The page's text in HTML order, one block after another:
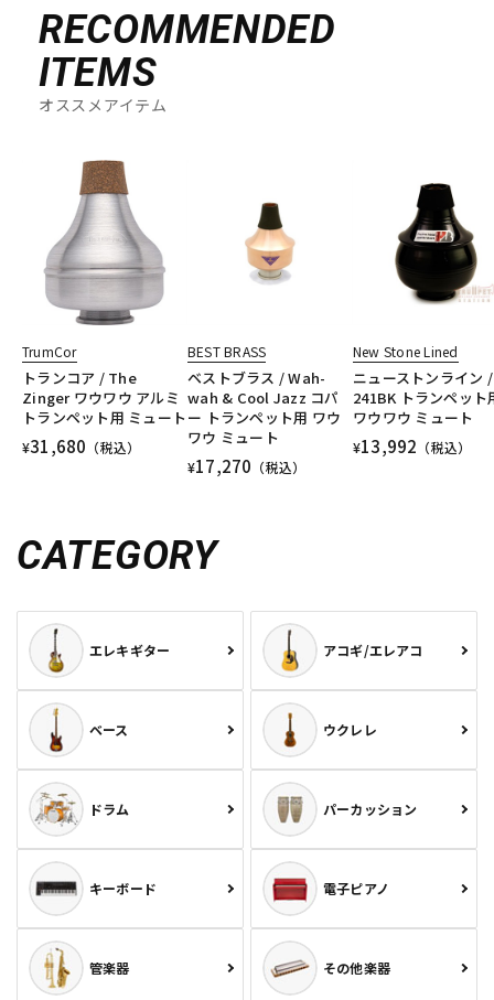
RECOMMENDED
ITEMS
オススメアイテム
TrumCor
トランコア / The
Zinger ワウワウ アルミ
トランペット用 ミュート
¥31,680 （税込）
BEST BRASS
ベストブラス / Wah-
wah & Cool Jazz コパ
ー トランペット用 ワウ
ワウ ミュート
¥17,270 （税込）
New Stone Lined
ニューストンライン /
241BK トランペット
ワウワウ ミュート
¥13,992 （税込）
CATEGORY
エレキギター アコギ/エレアコ
ベース ウクレレ
ドラム パーカッション
キーボード 電子ピアノ
管楽器 その他楽器